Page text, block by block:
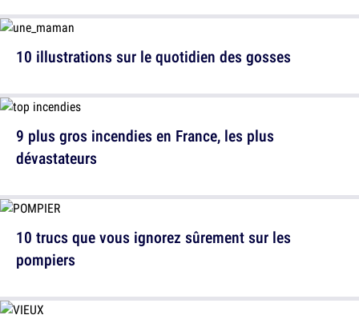
10 illustrations sur le quotidien des gosses
10 trucs que vous ignorez sûrement sur les
pompiers
9 plus gros incendies en France, les plus
dévastateurs